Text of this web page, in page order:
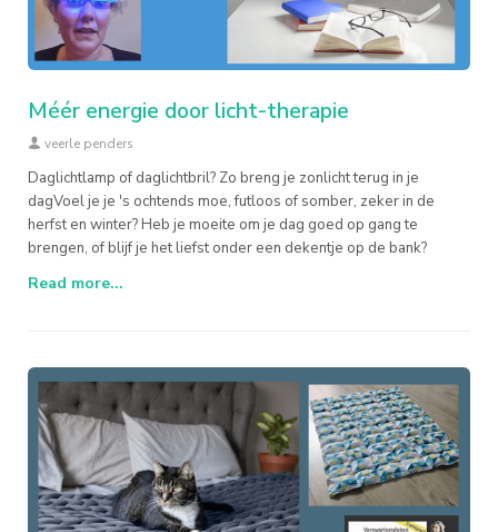
Méér energie door licht-therapie
veerle penders
Daglichtlamp of daglichtbril? Zo breng je zonlicht terug in je
dagVoel je je 's ochtends moe, futloos of somber, zeker in de
herfst en winter? Heb je moeite om je dag goed op gang te
brengen, of blijf je het liefst onder een dekentje op de bank?
Read more...